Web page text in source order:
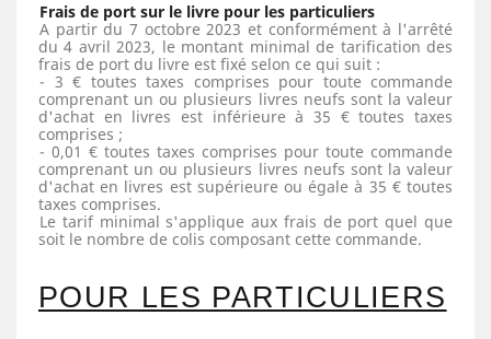
Frais de port sur le livre pour les particuliers
A partir du 7 octobre 2023 et conformément à l'arrêté
du 4 avril 2023, le montant minimal de tarification des
frais de port du livre est fixé selon ce qui suit :
- 3 € toutes taxes comprises pour toute commande
comprenant un ou plusieurs livres neufs sont la valeur
d'achat en livres est inférieure à 35 € toutes taxes
comprises ;
- 0,01 € toutes taxes comprises pour toute commande
comprenant un ou plusieurs livres neufs sont la valeur
d'achat en livres est supérieure ou égale à 35 € toutes
taxes comprises.
Le tarif minimal s'applique aux frais de port quel que
soit le nombre de colis composant cette commande.
POUR LES PARTICULIERS